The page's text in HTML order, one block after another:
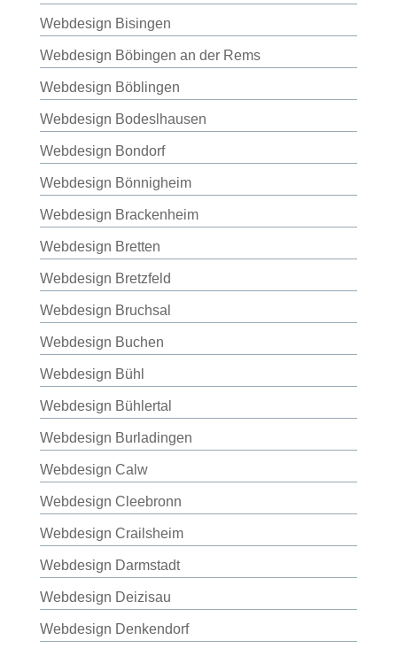
Webdesign Bisingen
Webdesign Böbingen an der Rems
Webdesign Böblingen
Webdesign Bodeslhausen
Webdesign Bondorf
Webdesign Bönnigheim
Webdesign Brackenheim
Webdesign Bretten
Webdesign Bretzfeld
Webdesign Bruchsal
Webdesign Buchen
Webdesign Bühl
Webdesign Bühlertal
Webdesign Burladingen
Webdesign Calw
Webdesign Cleebronn
Webdesign Crailsheim
Webdesign Darmstadt
Webdesign Deizisau
Webdesign Denkendorf